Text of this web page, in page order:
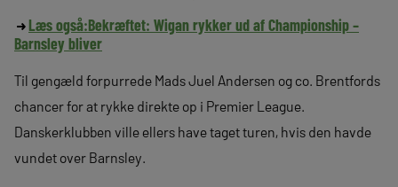
Læs også:Bekræftet: Wigan rykker ud af Championship –
Barnsley bliver
Til gengæld forpurrede Mads Juel Andersen og co. Brentfords
chancer for at rykke direkte op i Premier League.
Danskerklubben ville ellers have taget turen, hvis den havde
vundet over Barnsley.